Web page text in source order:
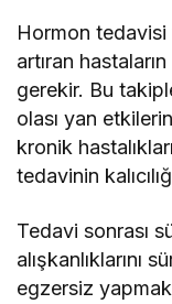
Hormon tedavisi
artıran
gerekir. Bu
olası yan
kronik
tedavinin
Tedavi sonrası
alışkanlıklarını
egzersiz